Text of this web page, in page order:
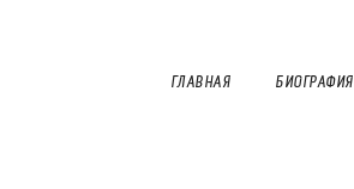
ГЛАВНАЯ БИОГРАФИЯ